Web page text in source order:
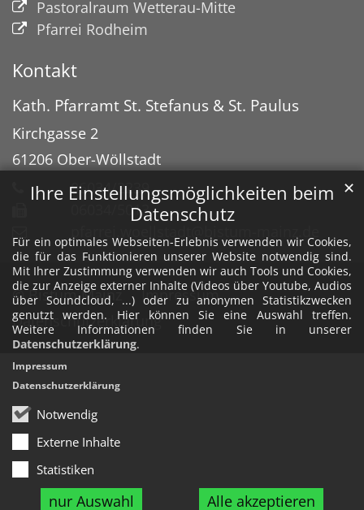
Ihre Einstellungsmöglichkeiten beim
Datenschutz
Für ein optimales Webseiten-Erlebnis verwenden wir Cookies,
die für das Funktionieren unserer Website notwendig sind.
Mit Ihrer Zustimmung verwenden wir auch Tools und Cookies,
die zur Anzeige externer Inhalte (Videos über Youtube, Audios
über Soundcloud, ...) oder zu anonymen Statistikzwecken
genutzt werden. Hier können Sie eine Auswahl treffen.
Weitere Informationen finden Sie in unserer
Datenschutzerklärung.
Notwendig
Externe Inhalte
Statistiken
nur Auswahl Alle akzeptieren
✕
Impressum
Datenschutzerklärung
Pastoralraum Wetterau-Mitte
Pfarrei Rodheim
Kontakt
Kath. Pfarramt St. Stefanus & St. Paulus
Kirchgasse 2
61206 Ober-Wöllstadt
06034/2239
06034/5013
© Bistum Mainz
Impressum
Datenschutzerklärung